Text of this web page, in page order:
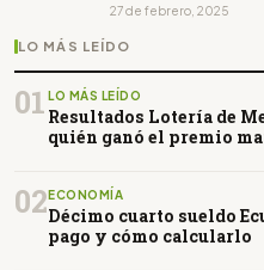
27 de febrero, 2025
LO MÁS LEÍDO
01 LO MÁS LEÍDO
Resultados Lotería de
quién ganó el premio
02 ECONOMÍA
Décimo cuarto sueldo
pago y cómo calcularlo